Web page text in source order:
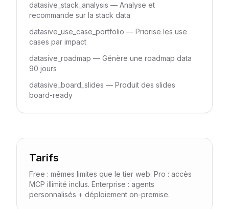
datasive_stack_analysis — Analyse et
recommande sur la stack data
datasive_use_case_portfolio — Priorise les use
cases par impact
datasive_roadmap — Génère une roadmap data
90 jours
datasive_board_slides — Produit des slides
board-ready
Tarifs
Free : mêmes limites que le tier web. Pro : accès
MCP illimité inclus. Enterprise : agents
personnalisés + déploiement on-premise.